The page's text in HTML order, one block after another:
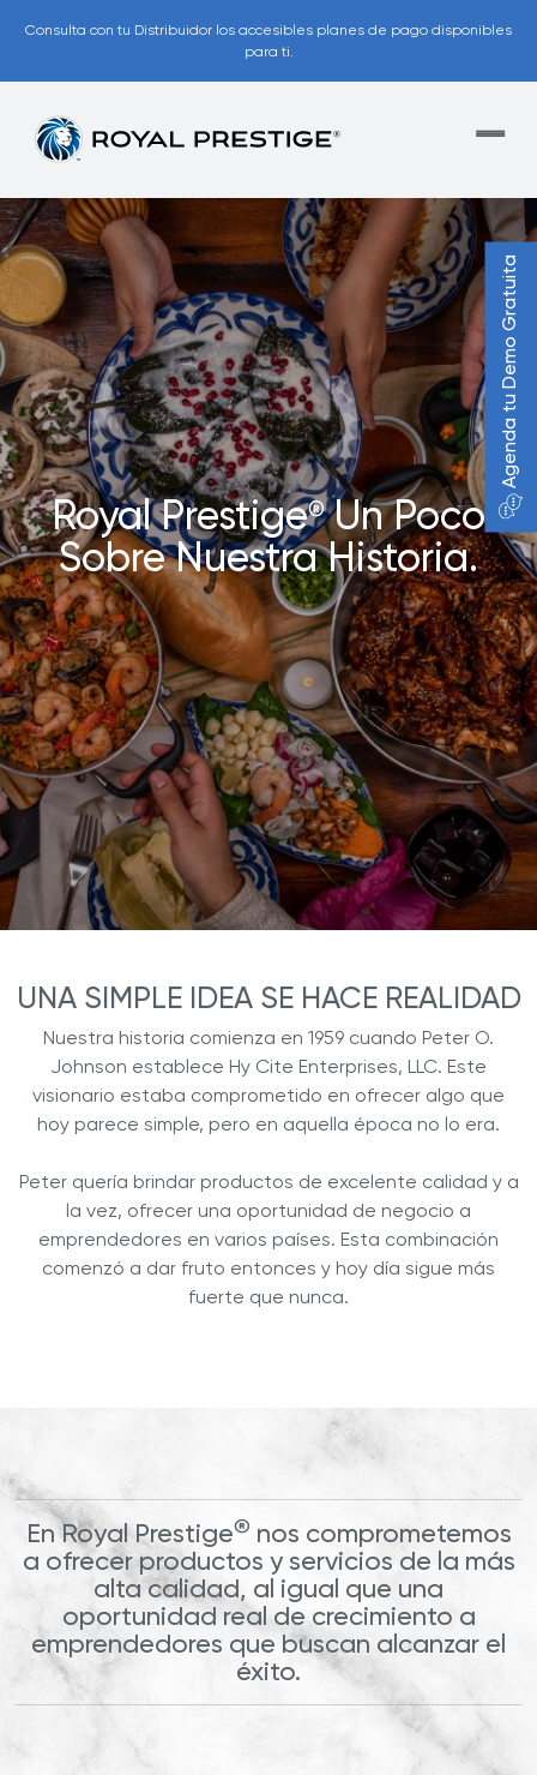
Consulta con tu Distribuidor los accesibles planes de pago disponibles
para ti.
Royal Prestige®Un Poco
Sobre Nuestra Historia.
UNA SIMPLE IDEA SE HACE REALIDAD
Nuestra historia comienza en 1959 cuando Peter O.
Johnson establece Hy Cite Enterprises, LLC. Este
visionario estaba comprometido en ofrecer algo que
hoy parece simple, pero en aquella época no lo era.
Peter quería brindar productos de excelente calidad y a
la vez, ofrecer una oportunidad de negocio a
emprendedores en varios países. Esta combinación
comenzó a dar fruto entonces y hoy día sigue más
fuerte que nunca.
En Royal Prestige® nos comprometemos
a ofrecer productos y servicios de la más
alta calidad, al igual que una
oportunidad real de crecimiento a
emprendedores que buscan alcanzar el
éxito.
Agenda tu Demo Gratuita